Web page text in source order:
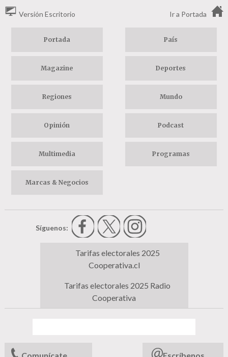
Versión Escritorio Ir a Portada
Portada País
Magazine Deportes
Regiones Mundo
Opinión Podcast
Multimedia Programas
Marcas & Negocios
Síguenos:
Tarifas electorales 2025
Cooperativa.cl
Tarifas electorales 2025 Radio
Cooperativa